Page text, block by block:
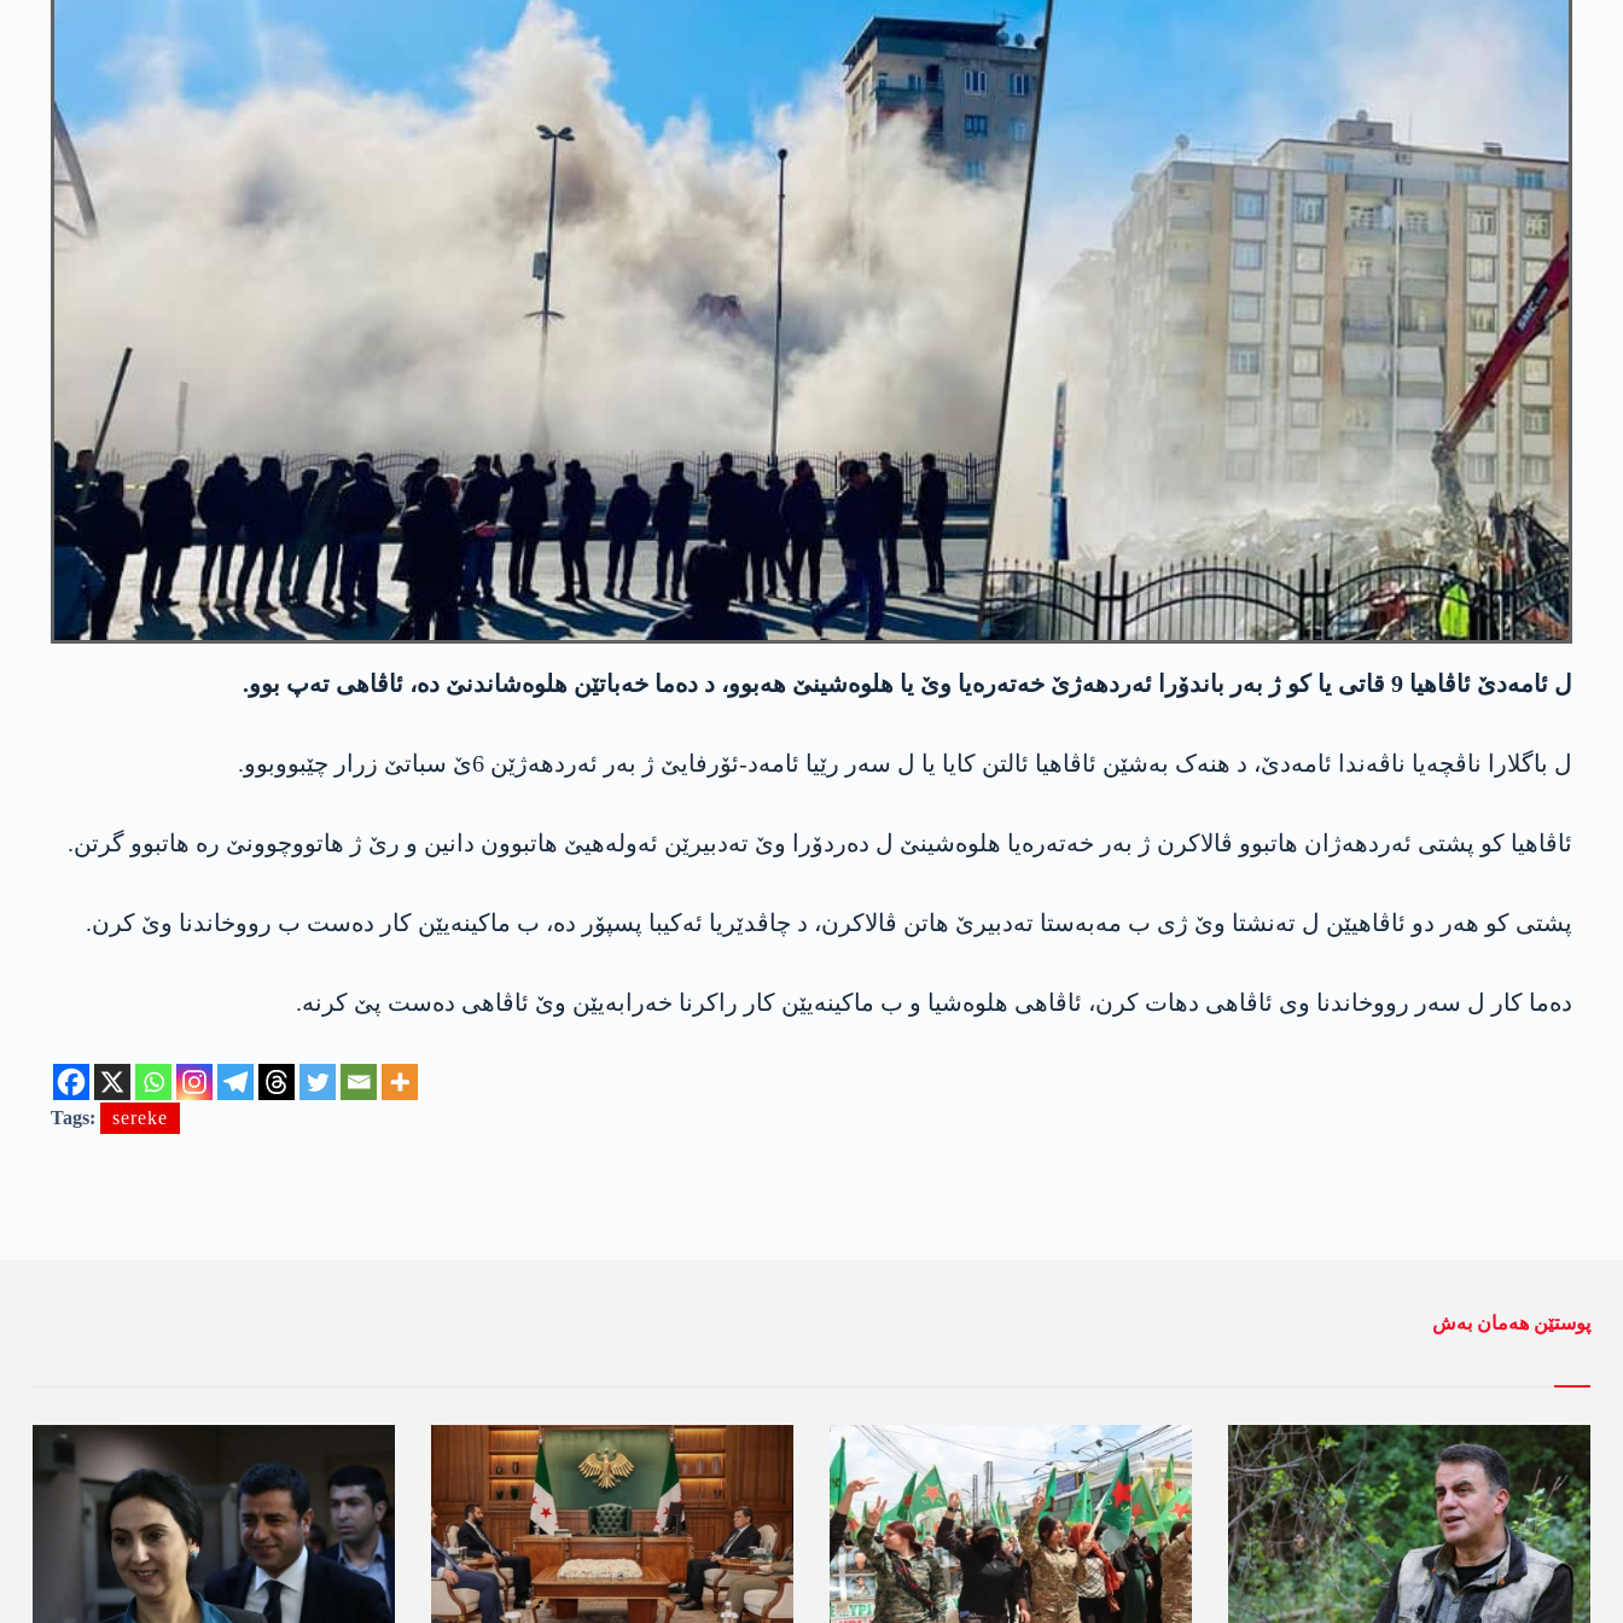
ل ئامه‌دێ ئاڤاهیا 9 قاتی یا کو ژ بەر باندۆرا ئەردهەژێ خەتەرەیا وێ یا هلوه‌شینێ هەبوو، د دەما خەباتێن هلوه‌شاندنێ دە، ئاڤاهی تەپ بوو.
ل باگلارا ناڤچەیا ناڤەندا ئامه‌دێ، د هنەک بەشێن ئاڤاهیا ئالتن کایا یا ل سەر رێیا ئامه‌د-ئۆرفایێ ژ بەر ئەردهەژێن 6ێ سباتێ زرار چێبووبوو.
ئاڤاهیا کو پشتی ئەردهەژان هاتبوو ڤالاکرن ژ بەر خەتەرەیا هلوه‌شینێ ل دەردۆرا وێ تەدبیرێن ئەولەهیێ هاتبوون دانین و رێ ژ هاتووچوونێ رە هاتبوو گرتن.
پشتی کو هەر دو ئاڤاهیێن ل تەنشتا وێ ژی ب مەبەستا تەدبیرێ هاتن ڤالاکرن، د چاڤدێریا ئەکیبا پسپۆر دە، ب ماکینەیێن کار دەست ب رووخاندنا وێ کرن.
دەما كار ل سه‌ر رووخاندنا وی ئاڤاهی دهات كرن، ئاڤاهی هلوه‌شیا و ب ماكینه‌یێن كار راكرنا خه‌رابه‌یێن وێ ئاڤاهی ده‌ست پێ كرنه‌.
Tags: sereke
پوستێن ھەمان بەش